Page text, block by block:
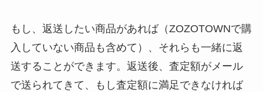
もし、返送したい商品があれば（ZOZOTOWNで購
入していない商品も含めて）、それらも一緒に返
送することができます。返送後、査定額がメール
で送られてきて、もし査定額に満足できなければ